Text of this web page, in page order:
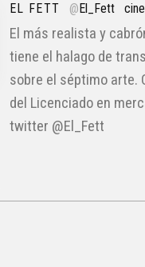
EL FETT @El_Fett
El más realista y
tiene el halago de
sobre el séptimo arte.
del Licenciado en
twitter @El_Fett